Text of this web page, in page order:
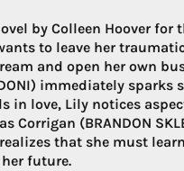
by Colleen Hoover
to leave her
and open her own
immediately sparks
in love, Lily notices
(BRANDON
that she must
future.